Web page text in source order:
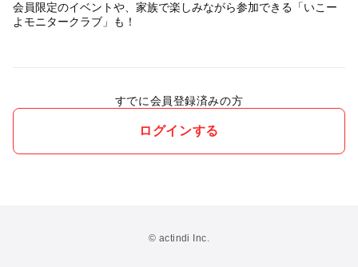
会員限定のイベントや、家族で楽しみながら参加できる「いこー
よモニタークラブ」も！
すでに会員登録済みの方
ログインする
© actindi Inc.